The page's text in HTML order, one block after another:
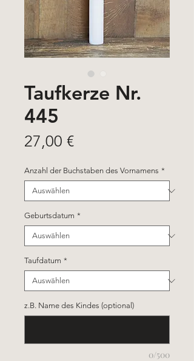
Taufkerze Nr.
445
27,00 €Preis
Anzahl der Buchstaben des Vornamens *
Geburtsdatum *
Taufdatum *
z.B. Name des Kindes (optional)
0/500